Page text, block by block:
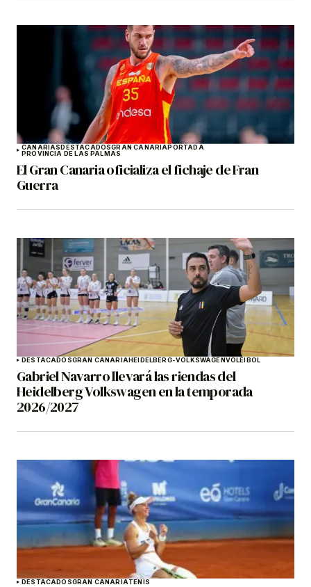
CANARIASDESTACADOSGRAN CANARIAPORTADA
PROVINCIA DE LAS PALMAS
El Gran Canaria oficializa el fichaje de Fran
Guerra
DESTACADOSGRAN CANARIAHEIDELBERG-VOLKSWAGENVOLEIBOL
Gabriel Navarro llevará las riendas del
Heidelberg Volkswagen en la temporada
2026/2027
DESTACADOSGRAN CANARIATENIS